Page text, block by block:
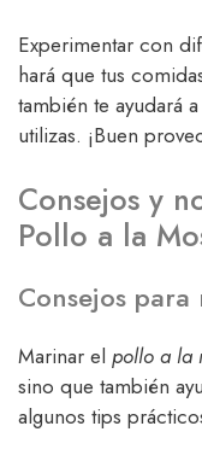
Experimentar con
hará que tus
también te ayudará
utilizas. ¡Buen
Consejos y
Pollo a la
Consejos
Marinar el pollo a la
sino que también
algunos tips